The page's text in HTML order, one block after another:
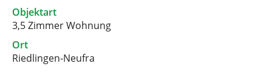
Objektart
3,5 Zimmer Wohnung
Ort
Riedlingen-Neufra